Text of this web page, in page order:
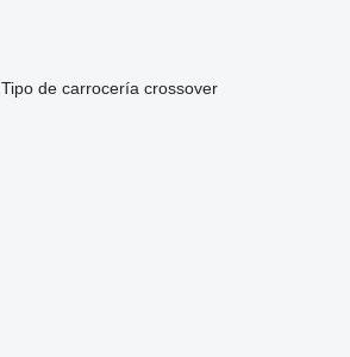
Tipo de carrocería crossover